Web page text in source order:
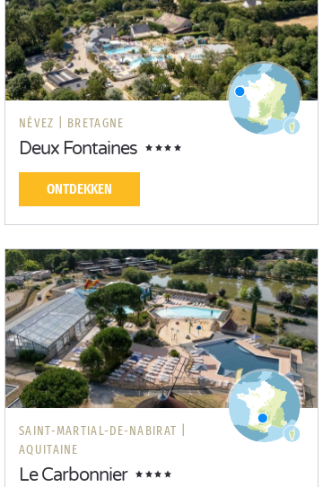
NÉVEZ | BRETAGNE
Deux Fontaines
ONTDEKKEN
SAINT-MARTIAL-DE-NABIRAT |
AQUITAINE
Le Carbonnier